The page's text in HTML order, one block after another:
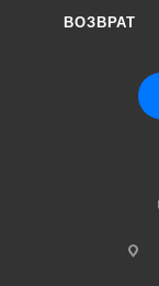
ВОЗВРАТ